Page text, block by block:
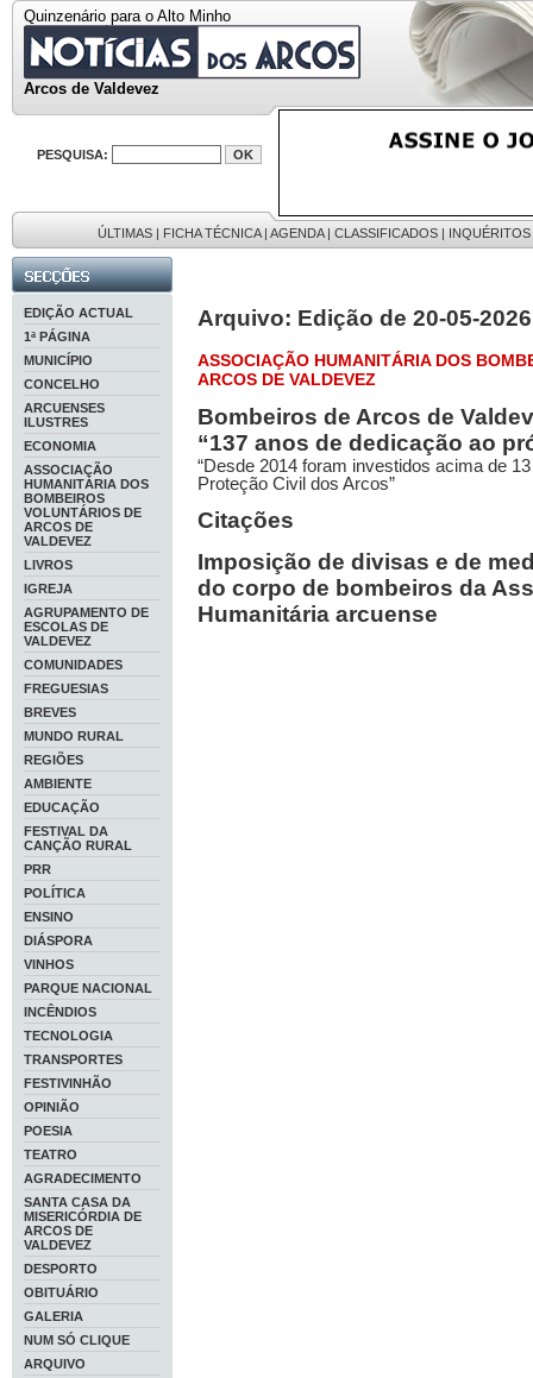
Quinzenário para o Alto Minho
Arcos de Valdevez
PESQUISA:
ÚLTIMAS | FICHA TÉCNICA| AGENDA| CLASSIFICADOS | INQUÉRITOS
EDIÇÃO ACTUAL
1ª PÁGINA
MUNICÍPIO
CONCELHO
ARCUENSES
ILUSTRES
ECONOMIA
ASSOCIAÇÃO
HUMANITÁRIA DOS
BOMBEIROS
VOLUNTÁRIOS DE
ARCOS DE
VALDEVEZ
LIVROS
IGREJA
AGRUPAMENTO DE
ESCOLAS DE
VALDEVEZ
COMUNIDADES
FREGUESIAS
BREVES
MUNDO RURAL
REGIÕES
AMBIENTE
EDUCAÇÃO
FESTIVAL DA
CANÇÃO RURAL
PRR
POLÍTICA
ENSINO
DIÁSPORA
VINHOS
PARQUE NACIONAL
INCÊNDIOS
TECNOLOGIA
TRANSPORTES
FESTIVINHÃO
OPINIÃO
POESIA
TEATRO
AGRADECIMENTO
SANTA CASA DA
MISERICÓRDIA DE
ARCOS DE
VALDEVEZ
DESPORTO
OBITUÁRIO
GALERIA
NUM SÓ CLIQUE
ARQUIVO
Arquivo: Edição de 20-05-2026
ASSOCIAÇÃO HUMANITÁRIA DOS
ARCOS DE VALDEVEZ
Bombeiros de Arcos de
“137 anos de dedicação ao
“Desde 2014 foram investidos acima de
Proteção Civil dos Arcos”
Citações
Imposição de divisas e de
do corpo de bombeiros da
Humanitária arcuense